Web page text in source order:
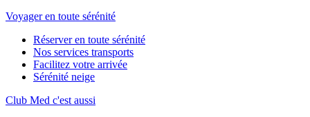
Voyager en toute sérénité
Réserver en toute sérénité
Nos services transports
Facilitez votre arrivée
Sérénité neige
Club Med c'est aussi